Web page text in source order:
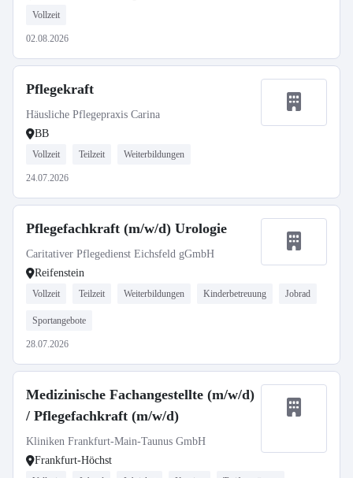
Vollzeit
02.08.2026
Pflegekraft
Häusliche Pflegepraxis Carina
BB
Vollzeit Teilzeit Weiterbildungen
24.07.2026
Pflegefachkraft (m/w/d) Urologie
Caritativer Pflegedienst Eichsfeld gGmbH
Reifenstein
Vollzeit Teilzeit Weiterbildungen Kinderbetreuung Jobrad
Sportangebote
28.07.2026
Medizinische Fachangestellte (m/w/d)
/ Pflegefachkraft (m/w/d)
Kliniken Frankfurt-Main-Taunus GmbH
Frankfurt-Höchst